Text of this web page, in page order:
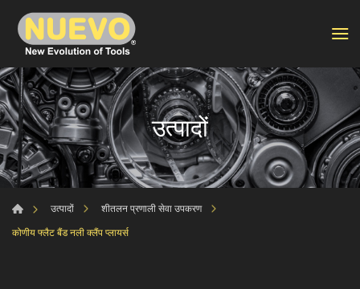
उत्पादों
उत्पादों
शीतलन प्रणाली सेवा उपकरण
कोणीय फ्लैट बैंड नली क्लैंप प्लायर्स